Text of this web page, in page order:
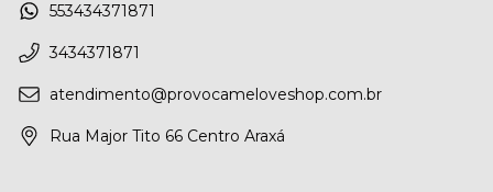
553434371871
3434371871
atendimento@provocameloveshop.com.br
Rua Major Tito 66 Centro Araxá